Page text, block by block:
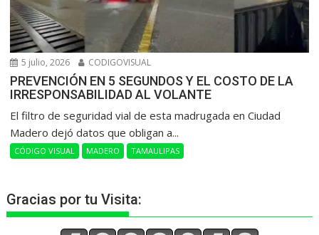
5 julio, 2026 CODIGOVISUAL
PREVENCIÓN EN 5 SEGUNDOS Y EL COSTO DE LA
IRRESPONSABILIDAD AL VOLANTE
​El filtro de seguridad vial de esta madrugada en Ciudad
Madero dejó datos que obligan a...
CÓDIGO VISUAL MADERO TAMAULIPAS
Gracias por tu Visita: